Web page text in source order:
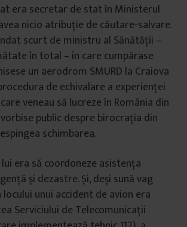
era secretar de stat în Ministerul
nicio atribuție de căutare-salvare.
scurt de ministru al Sănătății –
în total – în care cumpărase
un aerodrom SMURD la Craiova
de echivalare a experienței
veneau să lucreze în România din
public despre birocrația din
schimbarea.
era să coordoneze asistența
și dezastre. Și, deși sună vag
unui accident de avion era
Serviciului de Telecomunicații